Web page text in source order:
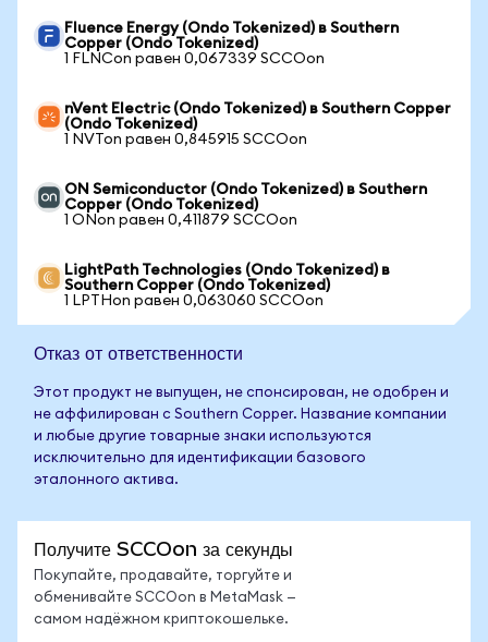
Fluence Energy (Ondo Tokenized) в Southern
Copper (Ondo Tokenized)
1 FLNCon равен 0,067339 SCCOon
nVent Electric (Ondo Tokenized) в Southern Copper
(Ondo Tokenized)
1 NVTon равен 0,845915 SCCOon
ON Semiconductor (Ondo Tokenized) в Southern
Copper (Ondo Tokenized)
1 ONon равен 0,411879 SCCOon
LightPath Technologies (Ondo Tokenized) в
Southern Copper (Ondo Tokenized)
1 LPTHon равен 0,063060 SCCOon
Отказ от ответственности
Этот продукт не выпущен, не спонсирован, не одобрен и
не аффилирован с Southern Copper. Название компании
и любые другие товарные знаки используются
исключительно для идентификации базового
эталонного актива.
Получите SCCOon за секунды
Покупайте, продавайте, торгуйте и
обменивайте SCCOon в MetaMask —
самом надёжном криптокошельке.